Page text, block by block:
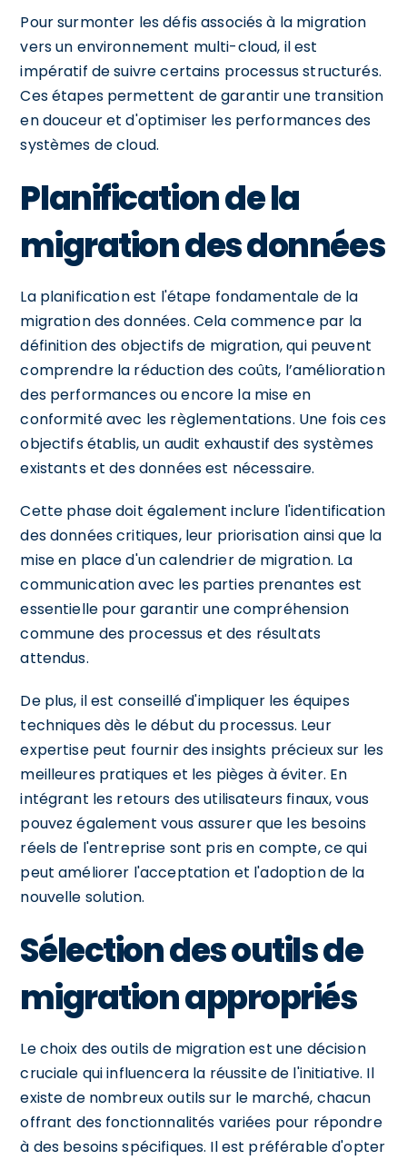
Pour surmonter les défis associés à la migration
vers un environnement multi-cloud, il est
impératif de suivre certains processus structurés.
Ces étapes permettent de garantir une transition
en douceur et d'optimiser les performances des
systèmes de cloud.
Planification de la
migration des données
La planification est l'étape fondamentale de la
migration des données. Cela commence par la
définition des objectifs de migration, qui peuvent
comprendre la réduction des coûts, l’amélioration
des performances ou encore la mise en
conformité avec les règlementations. Une fois ces
objectifs établis, un audit exhaustif des systèmes
existants et des données est nécessaire.
Cette phase doit également inclure l'identification
des données critiques, leur priorisation ainsi que la
mise en place d'un calendrier de migration. La
communication avec les parties prenantes est
essentielle pour garantir une compréhension
commune des processus et des résultats
attendus.
De plus, il est conseillé d'impliquer les équipes
techniques dès le début du processus. Leur
expertise peut fournir des insights précieux sur les
meilleures pratiques et les pièges à éviter. En
intégrant les retours des utilisateurs finaux, vous
pouvez également vous assurer que les besoins
réels de l'entreprise sont pris en compte, ce qui
peut améliorer l'acceptation et l'adoption de la
nouvelle solution.
Sélection des outils de
migration appropriés
Le choix des outils de migration est une décision
cruciale qui influencera la réussite de l'initiative. Il
existe de nombreux outils sur le marché, chacun
offrant des fonctionnalités variées pour répondre
à des besoins spécifiques. Il est préférable d'opter